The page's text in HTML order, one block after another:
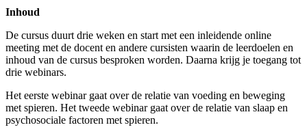
Inhoud
De cursus duurt drie weken en start met een inleidende online
meeting met de docent en andere cursisten waarin de leerdoelen en
inhoud van de cursus besproken worden. Daarna krijg je toegang tot
drie webinars.
Het eerste webinar gaat over de relatie van voeding en beweging
met spieren. Het tweede webinar gaat over de relatie van slaap en
psychosociale factoren met spieren.